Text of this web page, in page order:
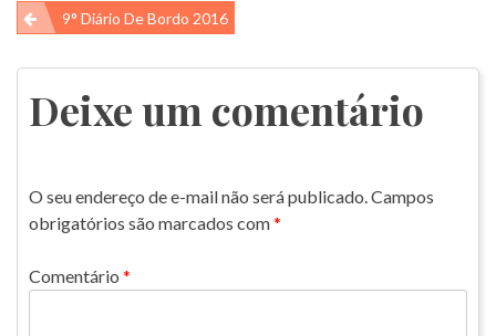
Navegação
de
Post
9° Diário De Bordo 2016
Deixe um comentário
O seu endereço de e-mail não será publicado. Campos
obrigatórios são marcados com*
Comentário *